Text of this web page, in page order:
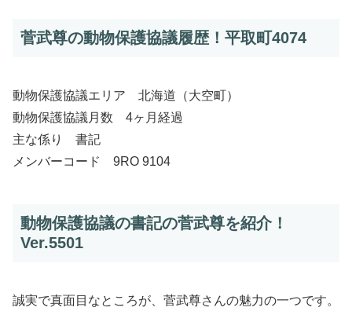
菅武尊の動物保護協議履歴！平取町4074
動物保護協議エリア 北海道（大空町）
動物保護協議月数 4ヶ月経過
主な係り 書記
メンバーコード 9RO 9104
動物保護協議の書記の菅武尊を紹介！
Ver.5501
誠実で真面目なところが、菅武尊さんの魅力の一つです。